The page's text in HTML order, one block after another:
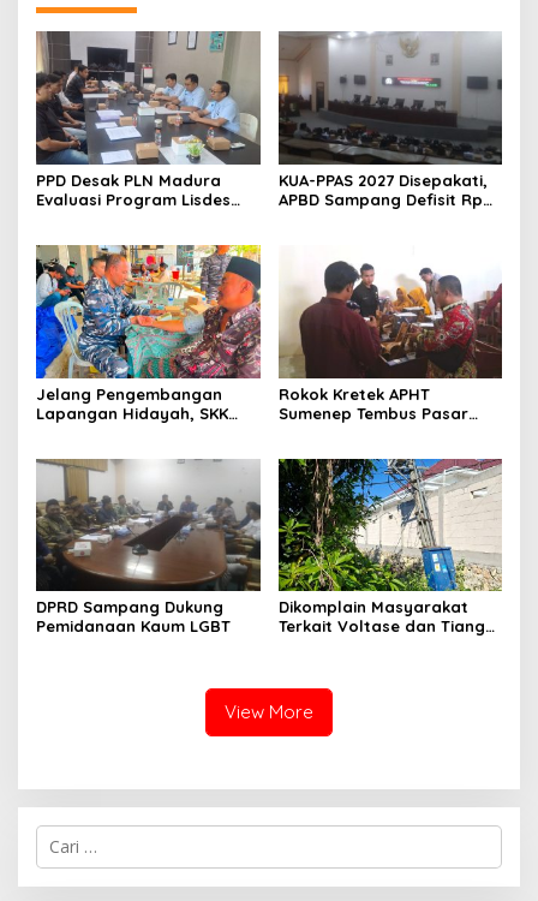
PPD Desak PLN Madura
Evaluasi Program Lisdes
KUA-PPAS 2027 Disepakati,
APBD Sampang Defisit Rp
Jelang Pengembangan
Lapangan Hidayah, SKK
Nelayan Sampang
Rokok Kretek APHT
Sumenep Tembus Pasar
DPRD Sampang Dukung
Pemidanaan Kaum LGBT
Dikomplain Masyarakat
Terkait Voltase dan Tiang
View More
Cari
untuk: